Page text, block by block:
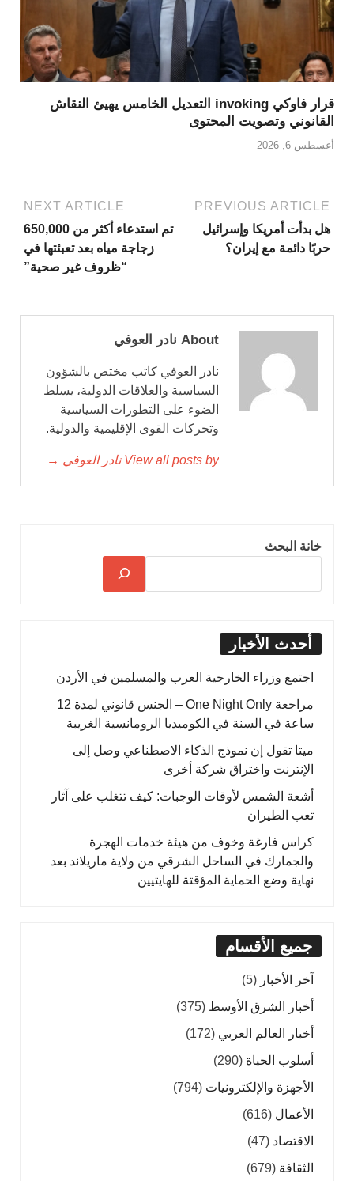
قرار فاوكي invoking التعديل الخامس يهيئ النقاش
القانوني وتصويت المحتوى
أغسطس 6, 2026
PREVIOUS ARTICLE
هل بدأت أمريكا وإسرائيل
حربًا دائمة مع إيران؟
NEXT ARTICLE
تم استدعاء أكثر من 650,000
زجاجة مياه بعد تعبئتها في
“ظروف غير صحية”
About نادر العوفي
نادر العوفي كاتب مختص بالشؤون
السياسية والعلاقات الدولية، يسلط
الضوء على التطورات السياسية
وتحركات القوى الإقليمية والدولية.
View all posts by نادر العوفي →
خانة البحث
أحدث الأخبار
اجتمع وزراء الخارجية العرب والمسلمين في الأردن
مراجعة One Night Only – الجنس قانوني لمدة 12
ساعة في السنة في الكوميديا الرومانسية الغريبة
ميتا تقول إن نموذج الذكاء الاصطناعي وصل إلى
الإنترنت واختراق شركة أخرى
أشعة الشمس لأوقات الوجبات: كيف تتغلب على آثار
تعب الطيران
كراس فارغة وخوف من هيئة خدمات الهجرة
والجمارك في الساحل الشرقي من ولاية ماريلاند بعد
نهاية وضع الحماية المؤقتة للهايتيين
جميع الأقسام
آخر الأخبار (5)
أخبار الشرق الأوسط (375)
أخبار العالم العربي (172)
أسلوب الحياة (290)
الأجهزة والإلكترونيات (794)
الأعمال (616)
الاقتصاد (47)
الثقافة (679)